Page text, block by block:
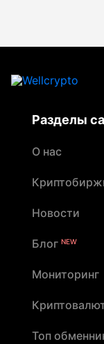
Разделы
О нас
Новости
Блог NEW
Мониторинг
Топ